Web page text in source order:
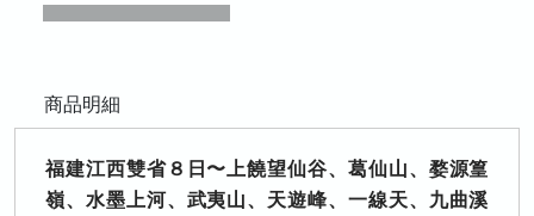
商品明細
福建江西雙省８日〜上饒望仙谷、葛仙山、婺源篁
嶺、水墨上河、武夷山、天遊峰、一線天、九曲溪